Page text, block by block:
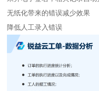
无纸化带来的错误减少效果
降低人工录入错误